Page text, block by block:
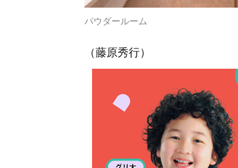
パウダールーム
（藤原秀行）